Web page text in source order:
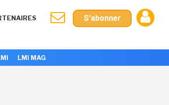
S'abonner
LMI MAG